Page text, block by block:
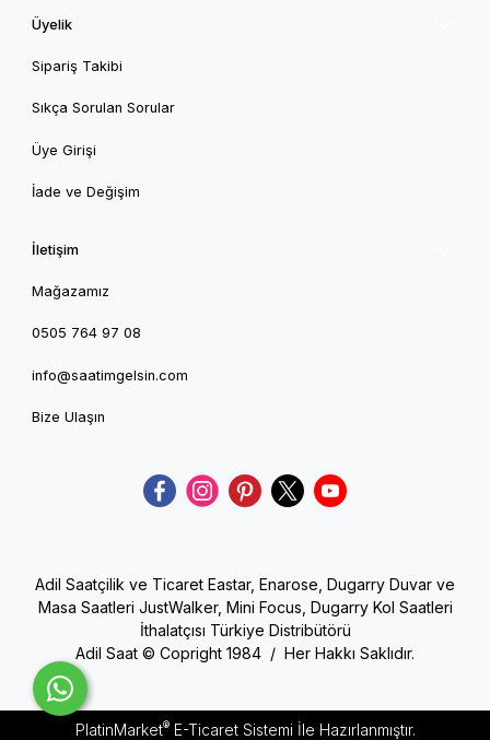
Üyelik
Sipariş Takibi
Sıkça Sorulan Sorular
Üye Girişi
İade ve Değişim
İletişim
Mağazamız
0505 764 97 08
info@saatimgelsin.com
Bize Ulaşın
Adil Saatçilik ve Ticaret Eastar, Enarose, Dugarry Duvar ve
Masa Saatleri JustWalker, Mini Focus, Dugarry Kol Saatleri
İthalatçısı Türkiye Distribütörü
Adil Saat © Copright 1984 / Her Hakkı Saklıdır.
PlatinMarket®E-Ticaret Sistemiİle Hazırlanmıştır.